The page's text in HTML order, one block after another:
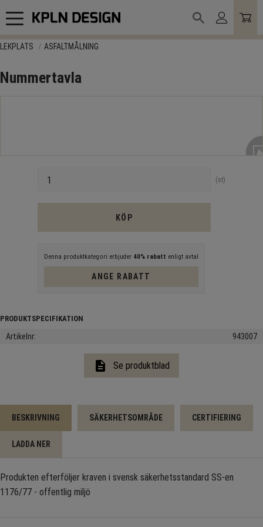
Meny
LEKPLATS ASFALTMÅLNING
Nummertavla
st
KÖP
Denna produktkategori erbjuder 40% rabatt enligt avtal
ANGE RABATT
Artikelnr 943007
description Se produktblad
BESKRIVNING SÄKERHETSOMRÅDE CERTIFIERING
LADDA NER
Produkten efterföljer kraven i svensk säkerhetsstandard SS-en
1176/77 - offentlig miljö